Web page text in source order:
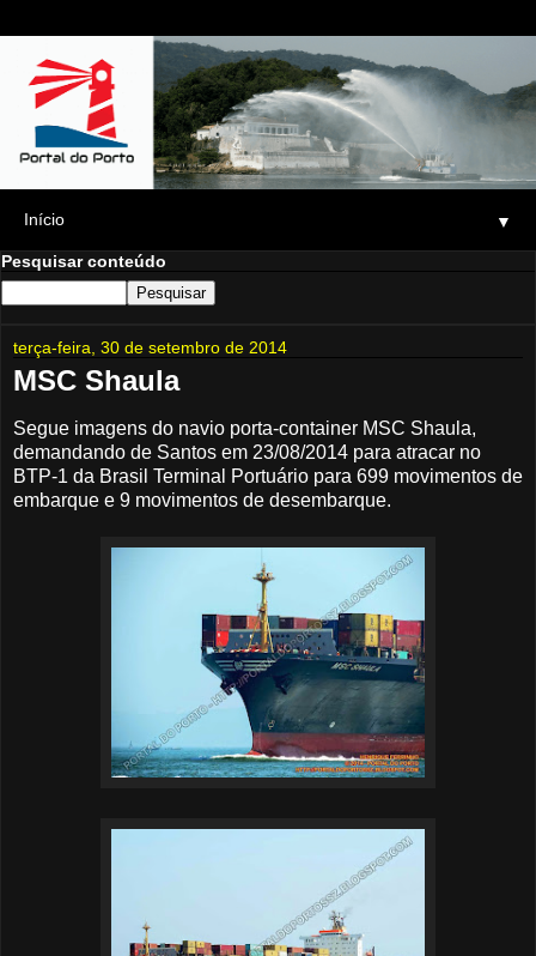
▼
Pesquisar conteúdo
terça-feira, 30 de setembro de 2014
MSC Shaula
Segue imagens do navio porta-container MSC Shaula,
demandando de Santos em 23/08/2014 para atracar no
BTP-1 da Brasil Terminal Portuário para 699 movimentos de
embarque e 9 movimentos de desembarque.